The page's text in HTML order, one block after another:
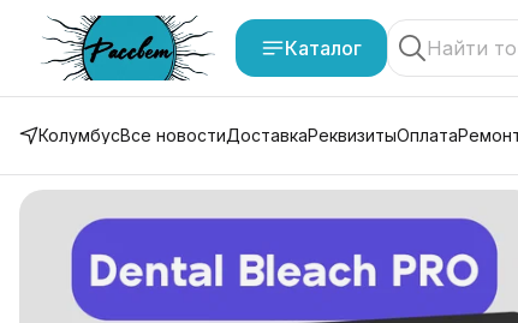
Каталог
КолумбусВсе новостиДоставкаРеквизитыОплата